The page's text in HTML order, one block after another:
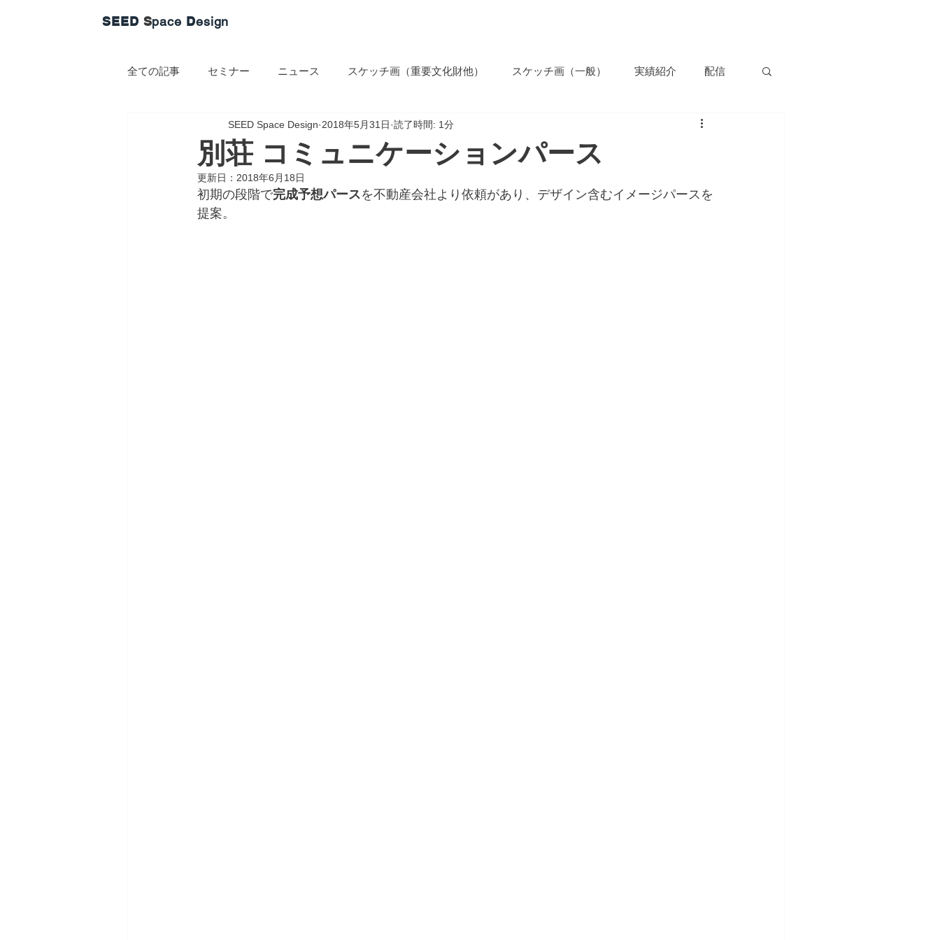
SEED Space Design
全ての記事 セミナー ニュース スケッチ画（重要文化財他） スケッチ画（一般） 実績紹介 配信
別荘 コミュニケーションパース
SEED Space Design 2018年5月31日 読了時間: 1分
更新日： 2018年6月18日
初期の段階で完成予想パースを不動産会社より依頼があり、デザイン含むイメージパースを
提案。